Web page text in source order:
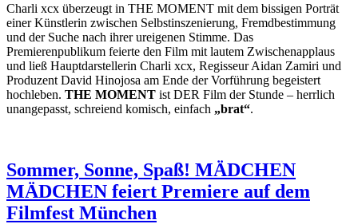
Charli xcx überzeugt in THE MOMENT mit dem bissigen Porträt
einer Künstlerin zwischen Selbstinszenierung, Fremdbestimmung
und der Suche nach ihrer ureigenen Stimme. Das
Premierenpublikum feierte den Film mit lautem Zwischenapplaus
und ließ Hauptdarstellerin Charli xcx, Regisseur Aidan Zamiri und
Produzent David Hinojosa am Ende der Vorführung begeistert
hochleben. THE MOMENT ist DER Film der Stunde – herrlich
unangepasst, schreiend komisch, einfach „brat“.
Sommer, Sonne, Spaß! MÄDCHEN
MÄDCHEN feiert Premiere auf dem
Filmfest München